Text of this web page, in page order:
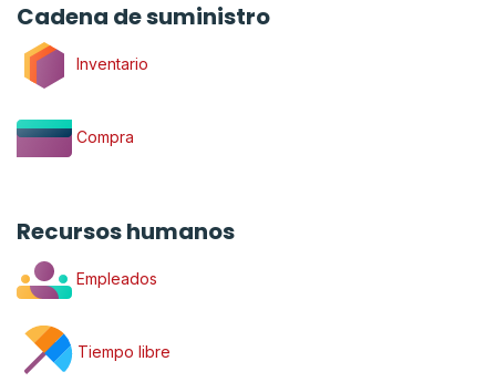
Cadena de suministro
Inventario
Compra
Recursos humanos
Empleados
Tiempo libre